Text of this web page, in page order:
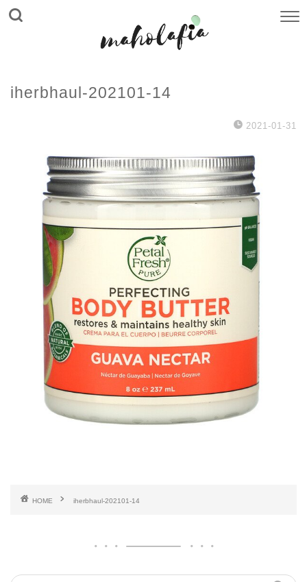
iherbhaul-202101-14
2021-01-31
HOME iherbhaul-202101-14